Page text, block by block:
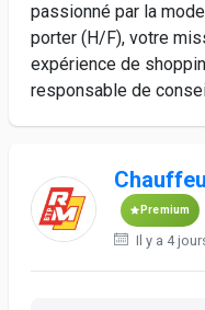
passionné par la
porter (H/F), votre
expérience de
responsable de
Premium
Il y a 4